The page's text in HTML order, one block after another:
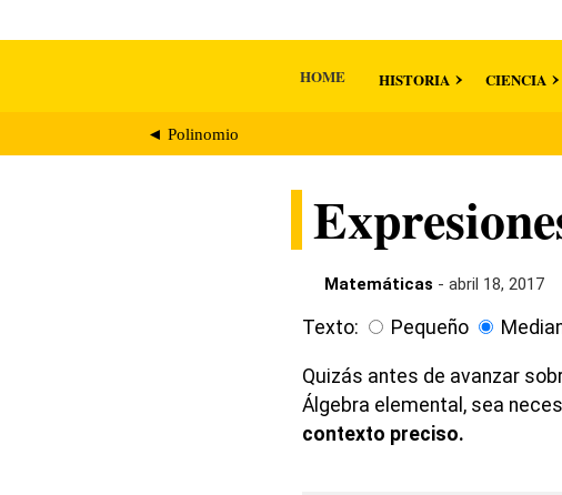
HOME HISTORIA CIENCIA
◄ Polinomio
Matemáticas - abril 18, 2017
Texto: Pequeño
Quizás antes de avanzar
Álgebra elemental, sea
contexto preciso.